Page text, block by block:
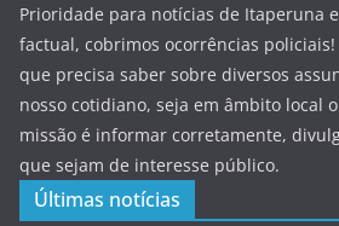
Prioridade para notícias de Itaperuna
factual, cobrimos ocorrências
que precisa saber sobre diversos
nosso cotidiano, seja em âmbito local
missão é informar corretamente,
que sejam de interesse público.
Últimas notícias